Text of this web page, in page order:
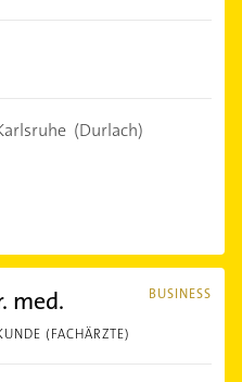
(Durlach)
BUSINESS
med.
(FACHÄRZTE)